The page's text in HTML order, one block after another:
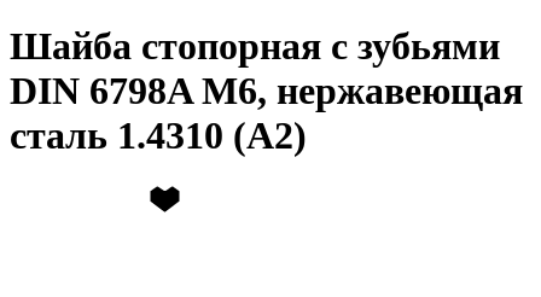
Шайба стопорная с зубьями
DIN 6798A М6, нержавеющая
сталь 1.4310 (А2)